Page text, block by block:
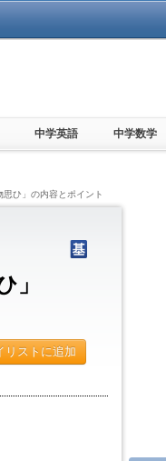
中学英語 中学数学
ひ」の内容とポイント
」
リストに追加